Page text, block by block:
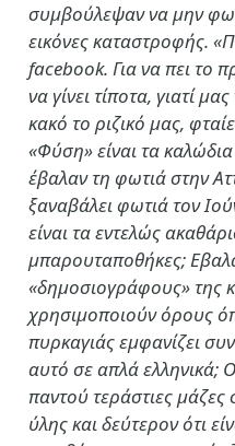
συμβούλεψαν να μην
εικόνες καταστροφής.
facebook. Για να πει το
να γίνει τίποτα, γιατί
κακό το ριζικό μας,
«Φύση» είναι τα
έβαλαν τη φωτιά στην
ξαναβάλει φωτιά τον
είναι τα εντελώς
μπαρουταποθήκες;
«δημοσιογράφους» της
χρησιμοποιούν όρους
πυρκαγιάς εμφανίζει
αυτό σε απλά ελληνικά;
παντού τεράστιες
ύλης και δεύτερον ότι